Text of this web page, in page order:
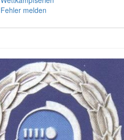
Fehler melden